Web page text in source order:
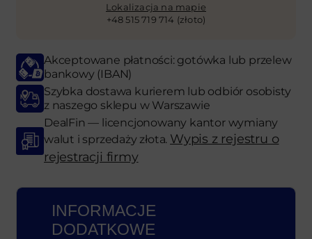
Lokalizacja na mapie
+48 515 719 714 (złoto)
Akceptowane płatności: gotówka lub przelew
bankowy (IBAN)
Szybka dostawa kurierem lub odbiór osobisty
z naszego sklepu w Warszawie
DealFin — licencjonowany kantor wymiany
walut i sprzedaży złota. Wypis z rejestru o
rejestracji firmy
INFORMACJE
DODATKOWE